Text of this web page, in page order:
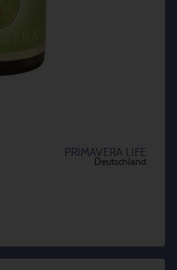
PRIMAVERA LIFE
Deutschland